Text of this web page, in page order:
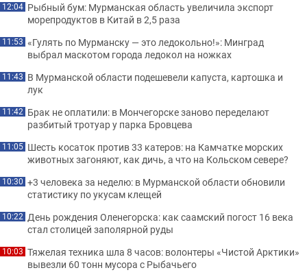
12:04 Рыбный бум: Мурманская область увеличила экспорт
морепродуктов в Китай в 2,5 раза
11:53 «Гулять по Мурманску — это ледокольно!»: Минград
выбрал маскотом города ледокол на ножках
11:43 В Мурманской области подешевели капуста, картошка и
лук
11:42 Брак не оплатили: в Мончегорске заново переделают
разбитый тротуар у парка Бровцева
11:05 Шесть косаток против 33 катеров: на Камчатке морских
животных загоняют, как дичь, а что на Кольском севере?
10:30 +3 человека за неделю: в Мурманской области обновили
статистику по укусам клещей
10:22 День рождения Оленегорска: как саамский погост 16 века
стал столицей заполярной руды
10:03 Тяжелая техника шла 8 часов: волонтеры «Чистой Арктики»
вывезли 60 тонн мусора с Рыбачьего